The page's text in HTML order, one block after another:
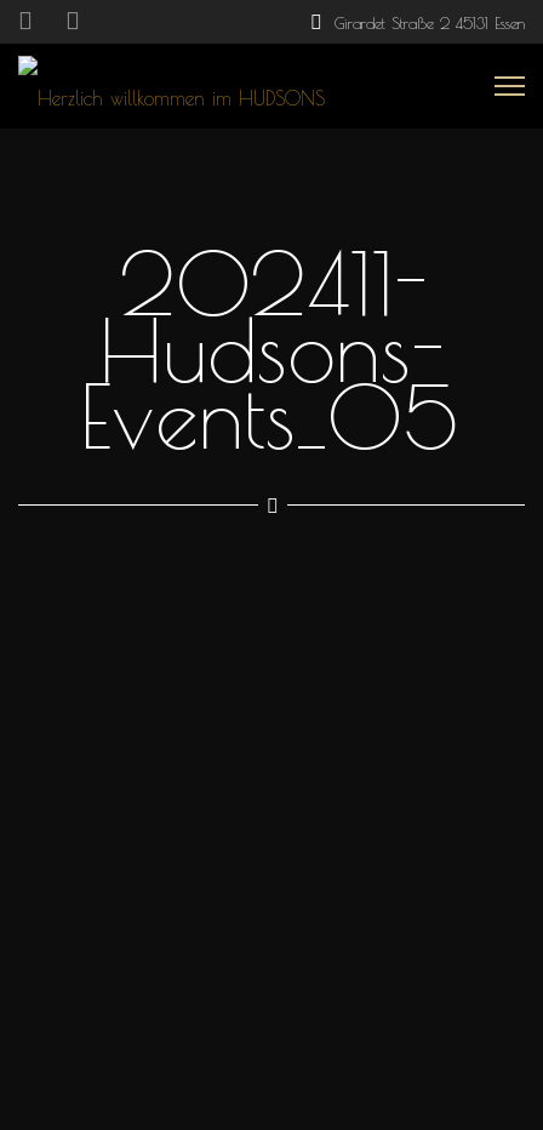
Girardet Straße 2 45131 Essen
202411-
Hudsons-
Events_05